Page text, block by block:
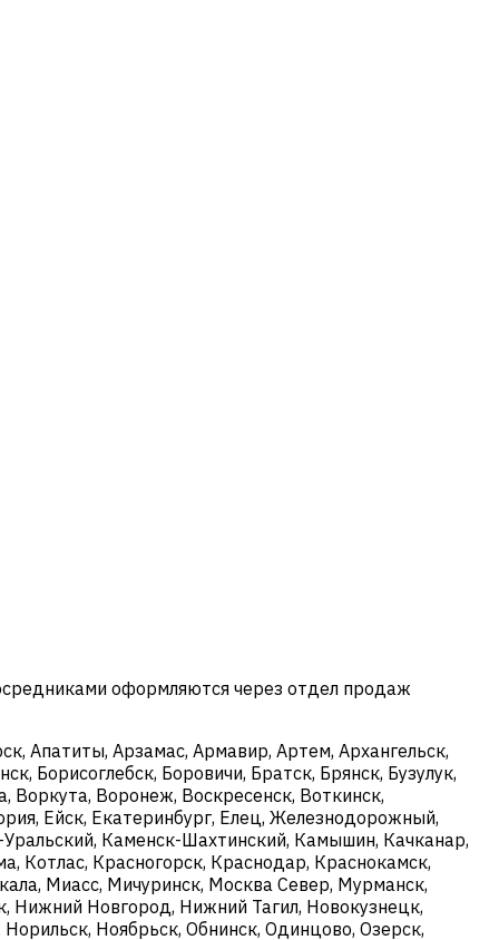
оформляются через отдел продаж
Апатиты, Арзамас, Армавир, Артем, Архангельск,
Борисоглебск, Боровичи, Братск, Брянск, Бузулук,
Воркута, Воронеж, Воскресенск, Воткинск,
Ейск, Екатеринбург, Елец, Железнодорожный,
Каменск-Шахтинский, Камышин, Качканар,
Котлас, Красногорск, Краснодар, Краснокамск,
Миасс, Мичуринск, Москва Север, Мурманск,
Новгород, Нижний Тагил, Новокузнецк,
Ноябрьск, Обнинск, Одинцово, Озерск,